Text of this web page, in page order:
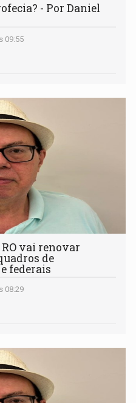
- Por Daniel
09:55
RO vai renovar
de
federais
08:29